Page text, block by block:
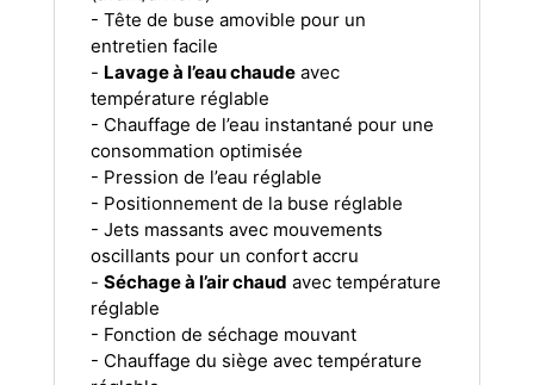
- Tête de buse amovible pour un
entretien facile
- Lavage à l’eau chaudeavec
température réglable
- Chauffage de l’eau instantané pour une
consommation optimisée
- Pression de l’eau réglable
- Positionnement de la buse réglable
- Jets massants avec mouvements
oscillants pour un confort accru
- Séchage à l’air chaud avec température
réglable
- Fonction de séchage mouvant
- Chauffage du siège avec température